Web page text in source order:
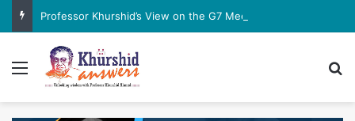
Professor Khurshid’s View on the G7 Meeting
Menu